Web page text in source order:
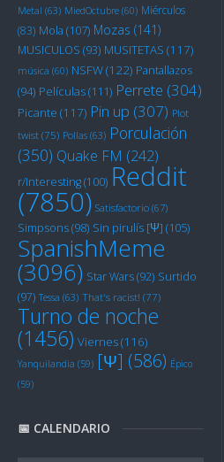
Metal (63) MiedOctubre (60) Miérculos
(83) Mola (107) Mozas (141)
MUSICULOS (93) MUSITETAS (117)
música (60) NSFW(122) Pantallazos
(94) Películas(111) Perrete (304)
Picante (117) Pin up (307) Plot
twist (75) Pollas (63) Porculación
(350) Quake FM (242)
r/Interesting(100) Reddit
(7850) Satisfactorio (67)
Simpsons(98) Sin pirulís [Ψ] (105)
SpanishMeme
(3096) Star Wars(92) Surtido
(97) Tessa (63) That's racist! (77)
Turno de noche
(1456) Viernes(116)
Yanquilandia (59) [Ψ] (586) Épico
(59)
📅 CALENDARIO